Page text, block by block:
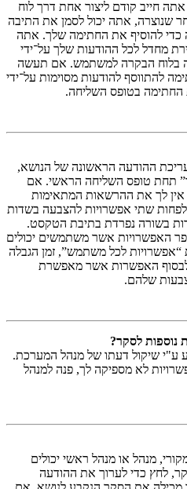
חייב קודם ליצור אחת דרך לוח
שנוצרה, אתה יכול לסמן את התיבה
כדי להוסיף את החתימה שלך. אתה
מחדל לכל ההודעות שלך על־ידי
בלוח הבקרה למשתמש. אם תעשה
להתווסף להודעות מסוימות על־ידי
החתימה בטופס השליחה.
ההודעה הראשונה של הנושא,
תחת טופס השליחה הראשי. אם
לך את ההרשאות המתאימות
שתי אפשרויות להצבעה בשדות
בשורה נפרדת בתיבת הטקסט.
האפשרויות אשר משתמשים יכולים
לכל משתמש”, זמן הגבלה
ולבסוף האפשרות אשר מאפשרת
שלהם.
נוספות לסקר?
ע"י שיקול דעתו של מנהל המערכת.
לא מספיקה לך, פנה למנהל
מנהל או מנהל ראשי יכולים
לחץ כדי לערוך את ההודעה